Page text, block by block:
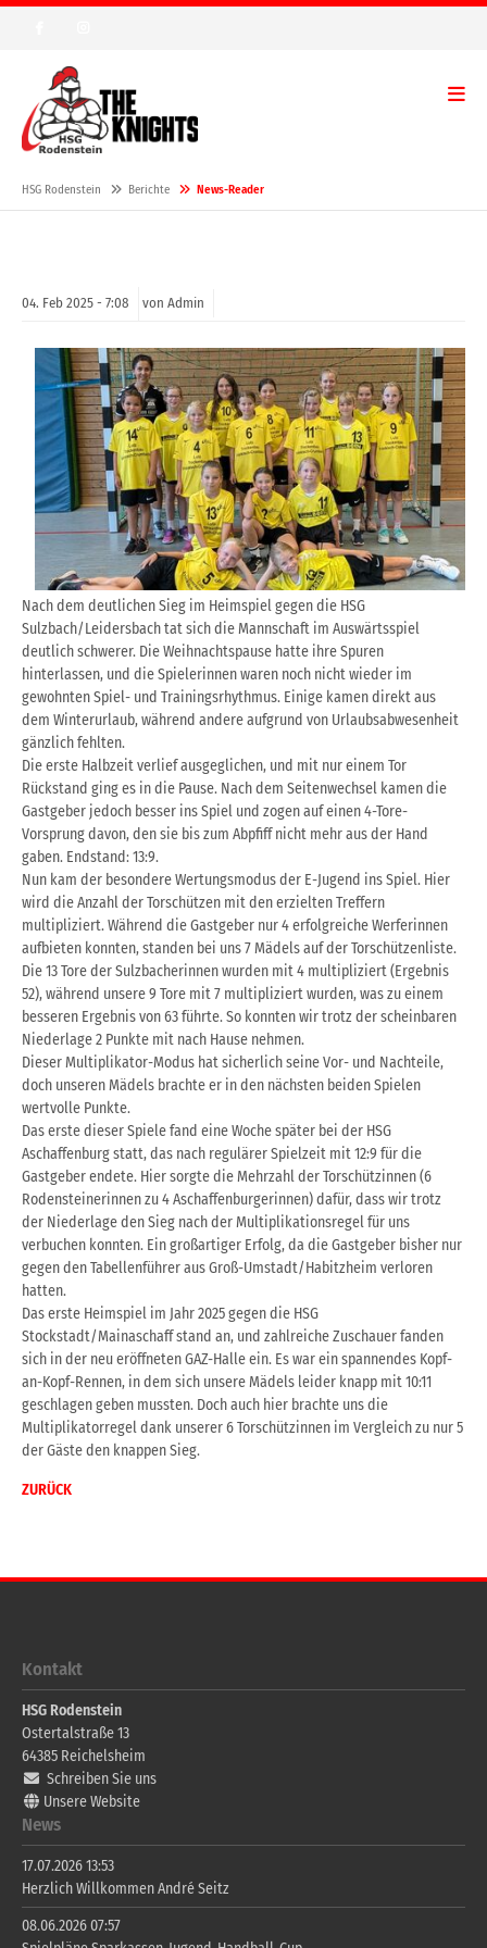
HSG Rodenstein Berichte News-Reader
04. Feb 2025 - 7:08 von Admin
Nach dem deutlichen Sieg im Heimspiel gegen die HSG
Sulzbach/Leidersbach tat sich die Mannschaft im Auswärtsspiel
deutlich schwerer. Die Weihnachtspause hatte ihre Spuren
hinterlassen, und die Spielerinnen waren noch nicht wieder im
gewohnten Spiel- und Trainingsrhythmus. Einige kamen direkt aus
dem Winterurlaub, während andere aufgrund von Urlaubsabwesenheit
gänzlich fehlten.
Die erste Halbzeit verlief ausgeglichen, und mit nur einem Tor
Rückstand ging es in die Pause. Nach dem Seitenwechsel kamen die
Gastgeber jedoch besser ins Spiel und zogen auf einen 4-Tore-
Vorsprung davon, den sie bis zum Abpfiff nicht mehr aus der Hand
gaben. Endstand: 13:9.
Nun kam der besondere Wertungsmodus der E-Jugend ins Spiel. Hier
wird die Anzahl der Torschützen mit den erzielten Treffern
multipliziert. Während die Gastgeber nur 4 erfolgreiche Werferinnen
aufbieten konnten, standen bei uns 7 Mädels auf der Torschützenliste.
Die 13 Tore der Sulzbacherinnen wurden mit 4 multipliziert (Ergebnis
52), während unsere 9 Tore mit 7 multipliziert wurden, was zu einem
besseren Ergebnis von 63 führte. So konnten wir trotz der scheinbaren
Niederlage 2 Punkte mit nach Hause nehmen.
Dieser Multiplikator-Modus hat sicherlich seine Vor- und Nachteile,
doch unseren Mädels brachte er in den nächsten beiden Spielen
wertvolle Punkte.
Das erste dieser Spiele fand eine Woche später bei der HSG
Aschaffenburg statt, das nach regulärer Spielzeit mit 12:9 für die
Gastgeber endete. Hier sorgte die Mehrzahl der Torschützinnen (6
Rodensteinerinnen zu 4 Aschaffenburgerinnen) dafür, dass wir trotz
der Niederlage den Sieg nach der Multiplikationsregel für uns
verbuchen konnten. Ein großartiger Erfolg, da die Gastgeber bisher nur
gegen den Tabellenführer aus Groß-Umstadt/Habitzheim verloren
hatten.
Das erste Heimspiel im Jahr 2025 gegen die HSG
Stockstadt/Mainaschaff stand an, und zahlreiche Zuschauer fanden
sich in der neu eröffneten GAZ-Halle ein. Es war ein spannendes Kopf-
an-Kopf-Rennen, in dem sich unsere Mädels leider knapp mit 10:11
geschlagen geben mussten. Doch auch hier brachte uns die
Multiplikatorregel dank unserer 6 Torschützinnen im Vergleich zu nur 5
der Gäste den knappen Sieg.
ZURÜCK
Kontakt
HSG Rodenstein
Ostertalstraße 13
64385 Reichelsheim
Schreiben Sie uns
Unsere Website
News
17.07.2026 13:53
Herzlich Willkommen André Seitz
08.06.2026 07:57